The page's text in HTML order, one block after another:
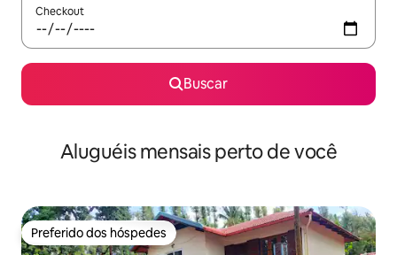
Checkout
Buscar
Aluguéis mensais perto de você
Preferido dos hóspedes
Preferido dos hóspedes